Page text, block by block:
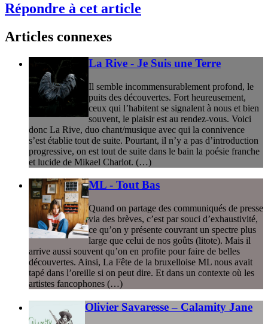
Répondre à cet article
Articles connexes
La Rive - Je Suis une Terre
Il semble incommensurablement profond, le
puits des découvertes. Fort heureusement,
ceux qui l’habitent se signalent à nous et bien
souvent, le plaisir est au rendez-vous. Voici
donc La Rive, duo chant/musique avec qui la connivence
s’est établie tout de suite. Pourtant, il n’y a pas d’introduction
progressive, on est tout de suite dans le bain la poésie franche
et lucide de Mikael Charlot. (…)
ML - Tout Bas
Quand on partage des communiqués de presse
via des brèves, c’est par souci d’exhaustivité,
ce qu’on y présente couvrant un spectre plus
large que celui de nos goûts (litote). Mais il
arrive aussi souvent qu’on en profite pour faire de belles
découvertes. Ainsi, La Fête de la bruxelloise ML nous avait
tapé dans l’oreille si on peut dire. Et dans un contexte où les
artistes fancophones (…)
Olivier Savaresse – Calamity Jane